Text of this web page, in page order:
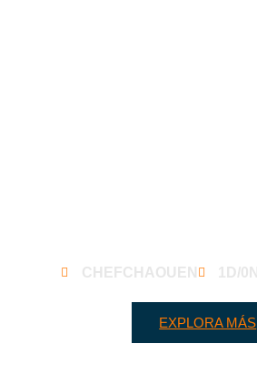
CHEFCHAOUEN 1D/0N
EXPLORA MÁS